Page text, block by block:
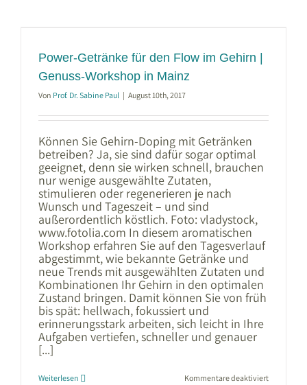
Power-Getränke für den Flow im Gehirn |
Genuss-Workshop in Mainz
Von Prof. Dr. Sabine Paul | August 10th, 2017
Können Sie Gehirn-Doping mit Getränken
betreiben? Ja, sie sind dafür sogar optimal
geeignet, denn sie wirken schnell, brauchen
nur wenige ausgewählte Zutaten,
stimulieren oder regenerieren je nach
Wunsch und Tageszeit – und sind
außerordentlich köstlich. Foto: vladystock,
www.fotolia.com In diesem aromatischen
Workshop erfahren Sie auf den Tagesverlauf
abgestimmt, wie bekannte Getränke und
neue Trends mit ausgewählten Zutaten und
Kombinationen Ihr Gehirn in den optimalen
Zustand bringen. Damit können Sie von früh
bis spät: hellwach, fokussiert und
erinnerungsstark arbeiten, sich leicht in Ihre
Aufgaben vertiefen, schneller und genauer
[...]
Weiterlesen Kommentare deaktiviertfür